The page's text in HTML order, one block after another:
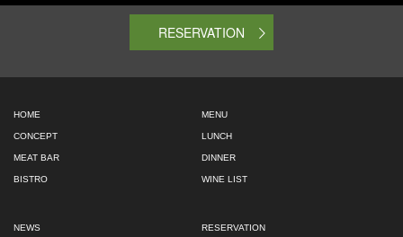
RESERVATION
HOME
CONCEPT
MEAT BAR
BISTRO
MENU
LUNCH
DINNER
WINE LIST
NEWS RESERVATION